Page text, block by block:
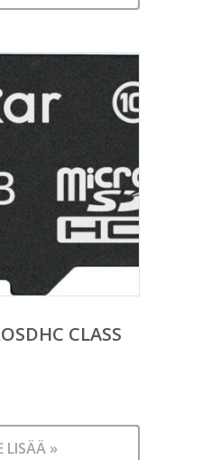
CLASS
LISÄÄ »